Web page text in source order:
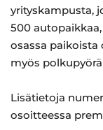
yrityskampusta,
500
osassa paikoista
myös
Lisätietoja
osoitteessa